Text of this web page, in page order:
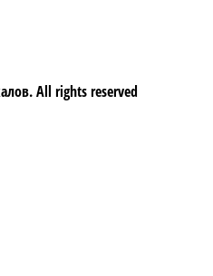
All rights reserved